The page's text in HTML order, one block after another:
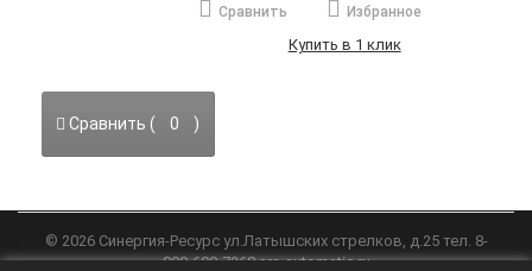
Сравнить Избранное
Купить в 1 клик
Сравнить ( 0 )
© 2026 Синергия-Ресурсул.Латышских стрелков, д.25 тел. 8-
800-600-7268srs-automatic.ru